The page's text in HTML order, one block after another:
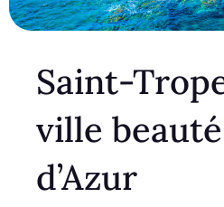
Saint-
ville
d’Azur